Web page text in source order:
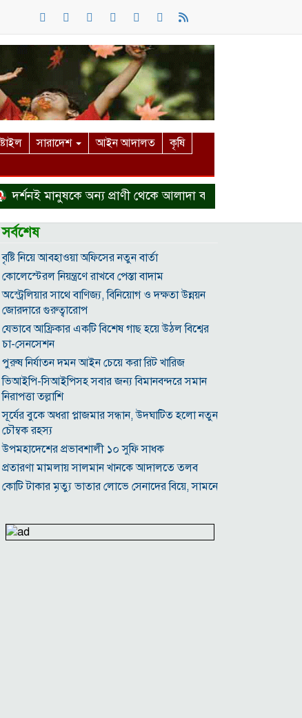
সারাদেশ আইন আদালত
কৃষি
মানুষকে অন্য প্রাণী থেকে আলাদা করে
▎সর্বশেষ
বৃষ্টি নিয়ে আবহাওয়া অফিসের নতুন বার্তা
কোলেস্টেরল নিয়ন্ত্রণে রাখবে পেস্তা বাদাম
অস্ট্রেলিয়ার সাথে বাণিজ্য, বিনিয়োগ ও দক্ষতা উন্নয়ন
জোরদারে গুরুত্বারোপ
যেভাবে আফ্রিকার একটি বিশেষ গাছ হয়ে উঠল বিশ্বের
চা-সেনসেশন
পুরুষ নির্যাতন দমন আইন চেয়ে করা রিট খারিজ
ভিআইপি-সিআইপিসহ সবার জন্য বিমানবন্দরে সমান
নিরাপত্তা তল্লাশি
সূর্যের বুকে অধরা প্লাজমার সন্ধান, উদ্ঘাটিত হলো নতুন
চৌম্বক রহস্য
উপমহাদেশের প্রভাবশালী ১০ সুফি সাধক
প্রতারণা মামলায় সালমান খানকে আদালতে তলব
কোটি টাকার মৃত্যু ভাতার লোভে সেনাদের বিয়ে, সামনে
হিরোশিমা-নাগাসাকি হামলার ৮১ বছর: বর্তমান বিশ্বে
পারমাণবিক পরিস্থিতি কি?